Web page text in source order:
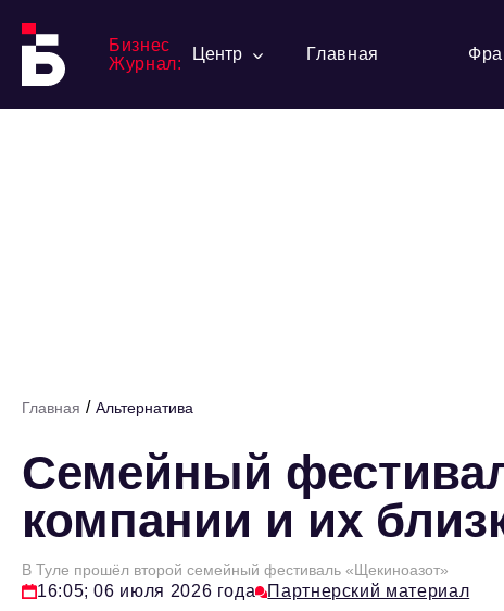
Бизнес
Журнал:
Центр Главная
Главная / Альтернатива
Семейный
компании и их
В Туле прошёл второй семейный фестиваль «Щекиноазот»
16:05; 06 июля 2026 года Партнерский материал